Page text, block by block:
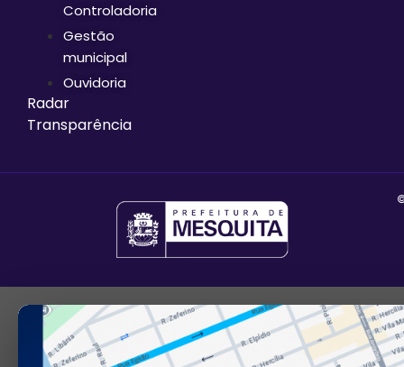
Controladoria
Gestão
municipal
Ouvidoria
Radar
Transparência